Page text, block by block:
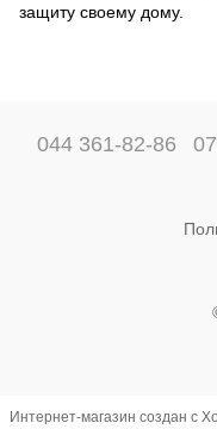
защиту своему дому.
044 361-82-86
Интернет-магазин создан с